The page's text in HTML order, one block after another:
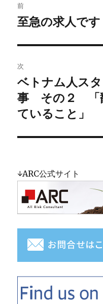
稿
ビ
ゲ
ー
シ
ン
前
過
の
投
稿:
至急の求人です
次
次
の
投
ベトナム人ス
事 その２ 「
ていること」
↓ARC公式サイト